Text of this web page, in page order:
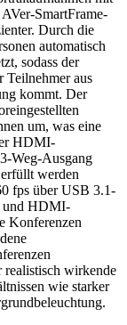
SmartFrame-
Durch die
automatisch
sodass der
Teilnehmer aus
kommt. Der
um, was eine
HDMI-
Weg-Ausgang
werden
fps über USB 3.1-
und HDMI-
Konferenzen
wirkende
wie starker